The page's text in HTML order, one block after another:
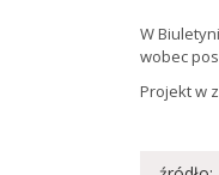
W
wobec
Projekt w